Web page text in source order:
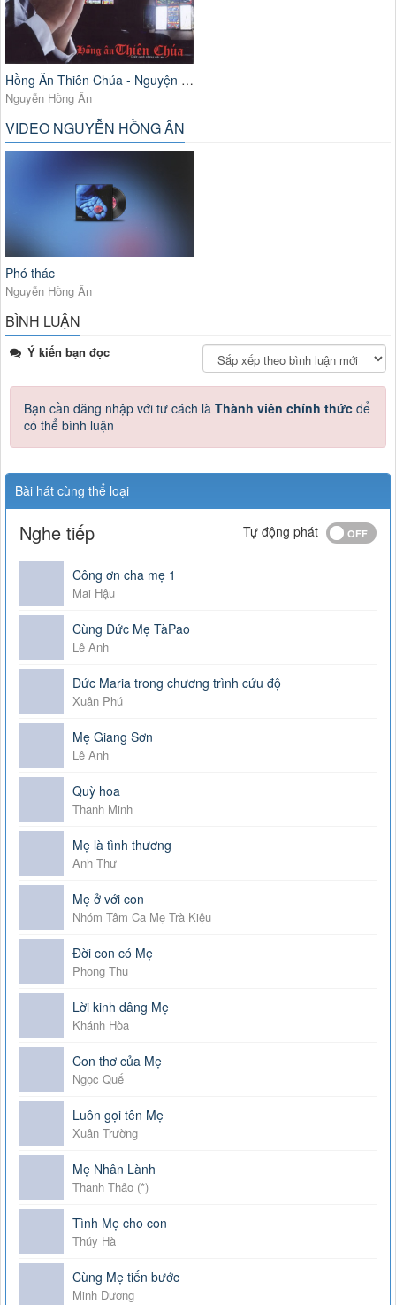
Hồng Ân Thiên Chúa - Nguyện Ca Nguyễn Hồng Ân
Nguyễn Hồng Ân
VIDEO NGUYỄN HỒNG ÂN
Phó thác
Nguyễn Hồng Ân
BÌNH LUẬN
Ý kiến bạn đọc
Bạn cần đăng nhập với tư cách là Thành viên chính thức để
có thể bình luận
Bài hát cùng thể loại
Nghe tiếp Tự động phát
Công ơn cha mẹ 1
Mai Hậu
Cùng Đức Mẹ TàPao
Lê Anh
Đức Maria trong chương trình cứu độ
Xuân Phú
Mẹ Giang Sơn
Lê Anh
Quỳ hoa
Thanh Minh
Mẹ là tình thương
Anh Thư
Mẹ ở với con
Nhóm Tâm Ca Mẹ Trà Kiệu
Đời con có Mẹ
Phong Thu
Lời kinh dâng Mẹ
Khánh Hòa
Con thơ của Mẹ
Ngọc Quế
Luôn gọi tên Mẹ
Xuân Trường
Mẹ Nhân Lành
Thanh Thảo (*)
Tình Mẹ cho con
Thúy Hà
Cùng Mẹ tiến bước
Minh Dương